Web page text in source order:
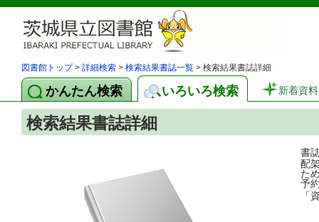
図書館トップ> 詳細検索 > 検索結果書誌一覧 > 検索結果書誌詳細
かんたん検索 いろいろ検索 新着資料
検索結果書誌詳細
書
配
た
予
「